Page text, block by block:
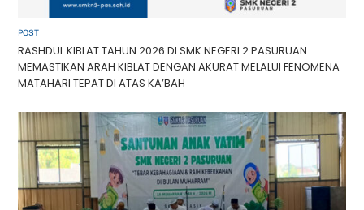
POST
RASHDUL KIBLAT TAHUN 2026 DI SMK NEGERI 2 PASURUAN:
MEMASTIKAN ARAH KIBLAT DENGAN AKURAT MELALUI FENOMENA
MATAHARI TEPAT DI ATAS KA’BAH